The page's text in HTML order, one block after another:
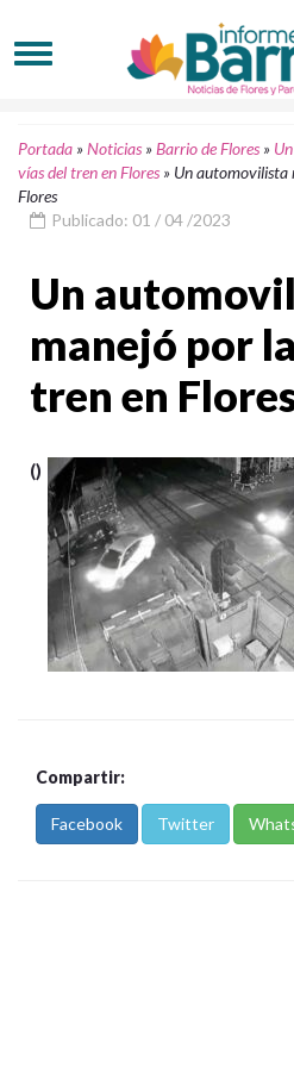
Portada »Noticias »Barrio de Flores »
vías del tren en Flores » Un automovilista
Flores
Publicado: 01 / 04 /2023
Un
manejó por
tren en
()
Compartir:
Facebook Twitter